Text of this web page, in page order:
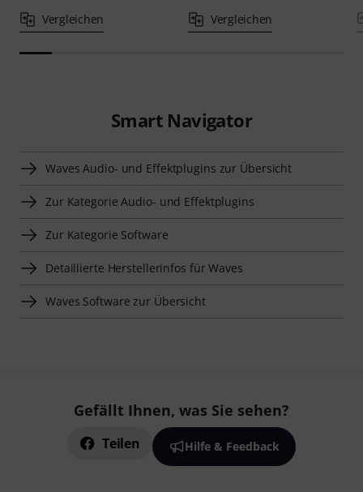
Vergleichen Vergleichen
Smart Navigator
Waves Audio- und Effektplugins zur Übersicht
Zur Kategorie Audio- und Effektplugins
Zur Kategorie Software
Detaillierte Herstellerinfos für Waves
Waves Software zur Übersicht
Gefällt Ihnen, was Sie sehen?
Teilen Hilfe & Feedback